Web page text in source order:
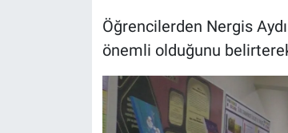
Öğrencilerden Nergis
önemli olduğunu